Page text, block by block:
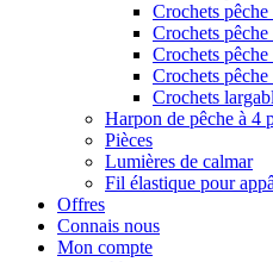
Crochets
Crochets
Crochets
Crochets
Crochets
Harpon de pêche à 4
Pièces
Lumières de calmar
Fil élastique pour
Offres
Connais nous
Mon compte